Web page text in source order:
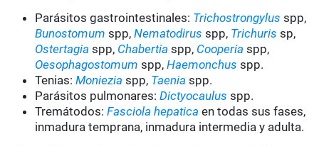
Parásitos gastrointestinales: Trichostrongylus spp,
Bunostomum spp,Nematodirus spp, Trichuris sp,
Ostertagia spp, Chabertia spp, Cooperia spp,
Oesophagostomum spp,Haemonchus spp.
Tenias:Moniezia spp, Taenia spp.
Parásitos pulmonares:Dictyocaulus spp.
Tremátodos:Fasciola hepatica en todas sus fases,
inmadura temprana, inmadura intermedia y adulta.